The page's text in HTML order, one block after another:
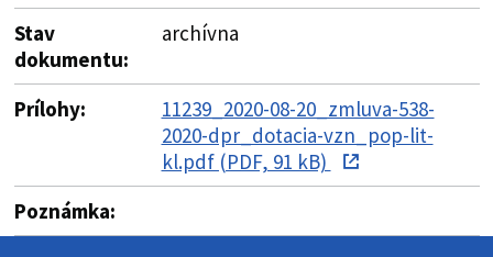
Stav
dokumentu:
archívna
Prílohy:
11239_2020-08-20_zmluva-538-
2020-dpr_dotacia-vzn_pop-lit-
kl.pdf (PDF, 91 kB)
Poznámka: